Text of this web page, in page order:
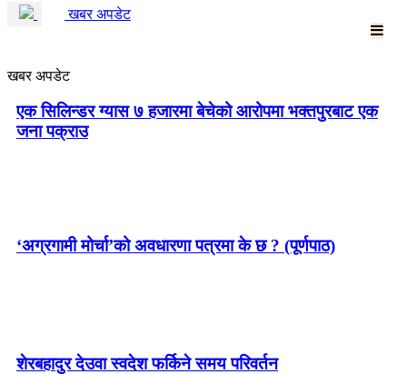
खबर अपडेट
खबर अपडेट
एक सिलिन्डर ग्यास ७ हजारमा बेचेको आरोपमा भक्तपुरबाट एक
जना पक्राउ
‘अग्रगामी मोर्चा’को अवधारणा पत्रमा के छ ? (पूर्णपाठ)
शेरबहादुर देउवा स्वदेश फर्किने समय परिवर्तन